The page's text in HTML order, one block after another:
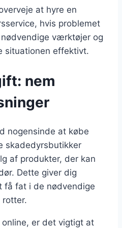
at hyre en
hvis problemet
værktøjer og
situationen effektivt.
nem
nogensinde at købe
skadedyrsbutikker
af produkter, der kan
Dette giver dig
få fat i de nødvendige
er det vigtigt at